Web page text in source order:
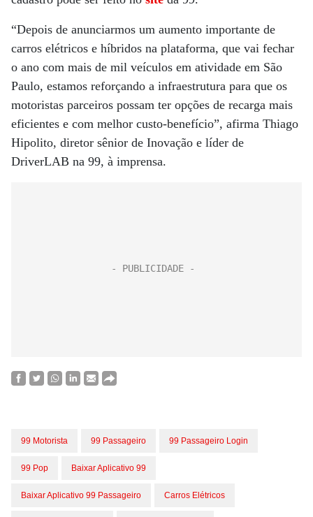
“Depois de anunciarmos um aumento importante de
carros elétricos e híbridos na plataforma, que vai fechar
o ano com mais de mil veículos em atividade em São
Paulo, estamos reforçando a infraestrutura para que os
motoristas parceiros possam ter opções de recarga mais
eficientes e com melhor custo-benefício”, afirma Thiago
Hipolito, diretor sênior de Inovação e líder de
DriverLAB na 99, à imprensa.
99 Motorista 99 Passageiro 99 Passageiro Login
99 Pop Baixar Aplicativo 99
Baixar Aplicativo 99 Passageiro Carros Elétricos